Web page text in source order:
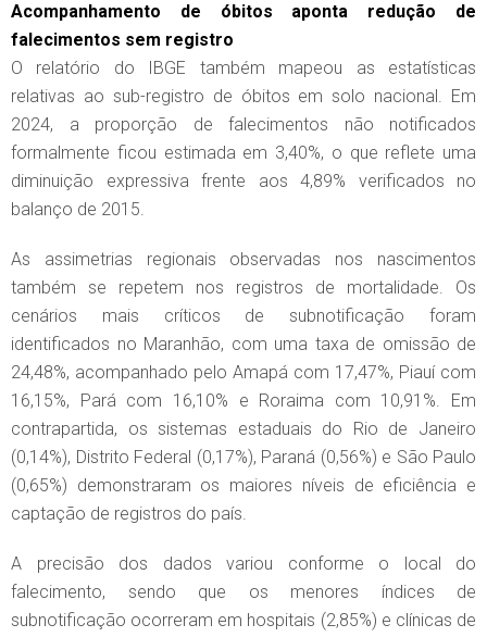
Acompanhamento de óbitos aponta redução de
falecimentos sem registro
O relatório do IBGE também mapeou as estatísticas
relativas ao sub-registro de óbitos em solo nacional. Em
2024, a proporção de falecimentos não notificados
formalmente ficou estimada em 3,40%, o que reflete uma
diminuição expressiva frente aos 4,89% verificados no
balanço de 2015.
As assimetrias regionais observadas nos nascimentos
também se repetem nos registros de mortalidade. Os
cenários mais críticos de subnotificação foram
identificados no Maranhão, com uma taxa de omissão de
24,48%, acompanhado pelo Amapá com 17,47%, Piauí com
16,15%, Pará com 16,10% e Roraima com 10,91%. Em
contrapartida, os sistemas estaduais do Rio de Janeiro
(0,14%), Distrito Federal (0,17%), Paraná (0,56%) e São Paulo
(0,65%) demonstraram os maiores níveis de eficiência e
captação de registros do país.
A precisão dos dados variou conforme o local do
falecimento, sendo que os menores índices de
subnotificação ocorreram em hospitais (2,85%) e clínicas de